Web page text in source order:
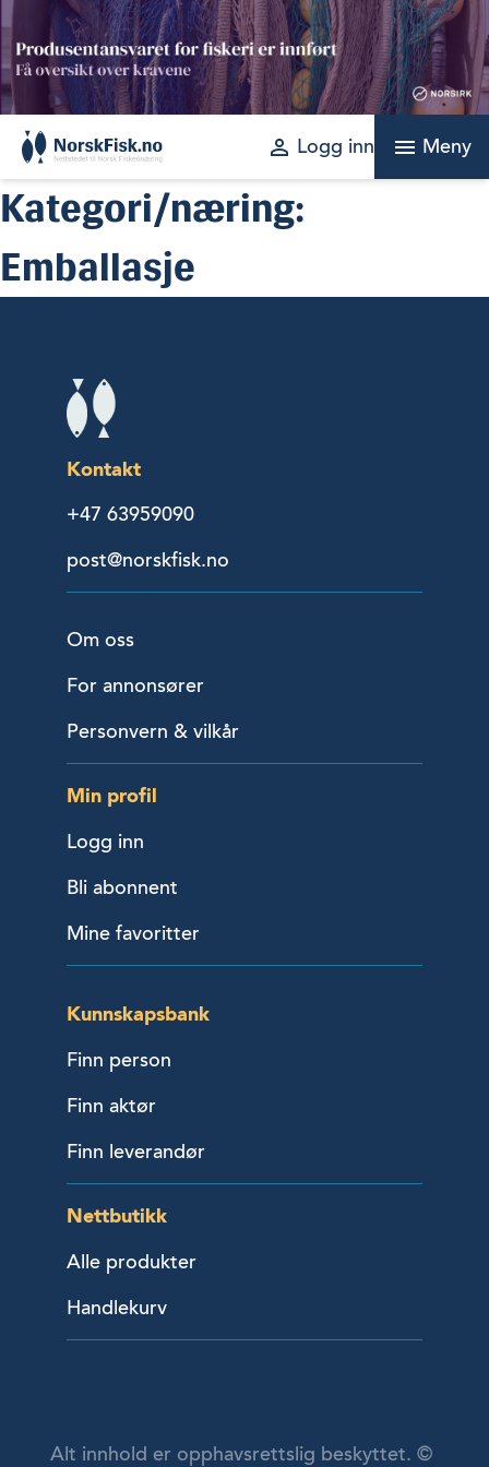
Skip
to
content
perm_identity Logg inn menu Meny
Kategori/næring:
Emballasje
Kontakt
+47 63959090
post@norskfisk.no
Om oss
For annonsører
Personvern & vilkår
Min profil
Logg inn
Bli abonnent
Mine favoritter
Kunnskapsbank
Finn person
Finn aktør
Finn leverandør
Nettbutikk
Alle produkter
Handlekurv
Alt innhold er opphavsrettslig beskyttet. ©